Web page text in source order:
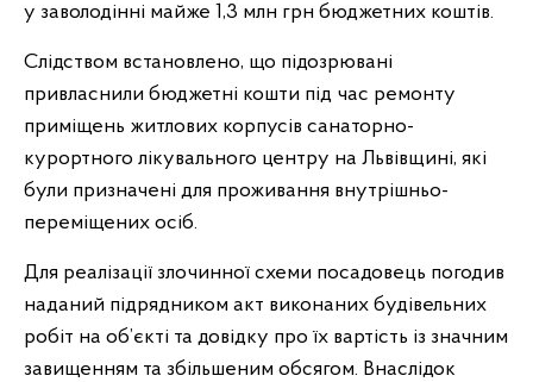
у заволодінні майже 1,3 млн грн бюджетних коштів.
Слідством встановлено, що підозрювані
привласнили бюджетні кошти під час ремонту
приміщень житлових корпусів санаторно-
курортного лікувального центру на Львівщині, які
були призначені для проживання внутрішньо-
переміщених осіб.
Для реалізації злочинної схеми посадовець погодив
наданий підрядником акт виконаних будівельних
робіт на об’єкті та довідку про їх вартість із значним
завищенням та збільшеним обсягом. Внаслідок